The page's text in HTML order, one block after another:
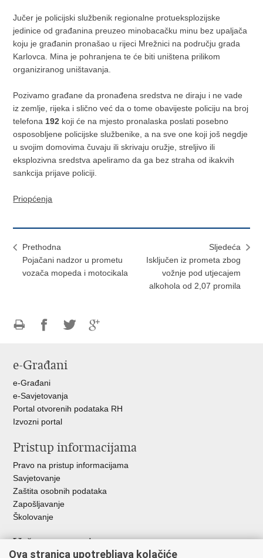
Jučer je policijski službenik regionalne protueksplozijske
jedinice od građanina preuzeo minobacačku minu bez upaljača
koju je građanin pronašao u rijeci Mrežnici na području grada
Karlovca. Mina je pohranjena te će biti uništena prilikom
organiziranog uništavanja.
Pozivamo građane da pronađena sredstva ne diraju i ne vade
iz zemlje, rijeka i slično već da o tome obavijeste policiju na broj
telefona 192 koji će na mjesto pronalaska poslati posebno
osposobljene policijske službenike, a na sve one koji još negdje
u svojim domovima čuvaju ili skrivaju oružje, streljivo ili
eksplozivna sredstva apeliramo da ga bez straha od ikakvih
sankcija prijave policiji.
Priopćenja
Prethodna
Pojačani nadzor u prometu
vozača mopeda i motocikala
Sljedeća
Isključen iz prometa zbog
vožnje pod utjecajem
alkohola od 2,07 promila
FacebookuTwitteru
e-Građani
e-Građani
e-Savjetovanja
Portal otvorenih podataka RH
Izvozni portal
Pristup informacijama
Pravo na pristup informacijama
Savjetovanje
Zaštita osobnih podataka
Zapošljavanje
Školovanje
Važne poveznice
Ova stranica upotrebljava kolačiće